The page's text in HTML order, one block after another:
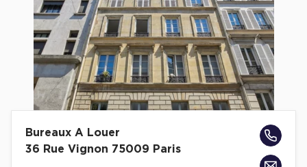
Bureaux A Louer
36 Rue Vignon 75009 Paris